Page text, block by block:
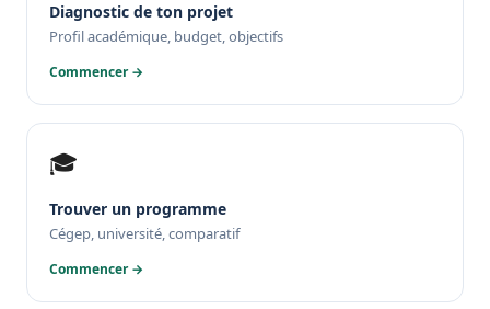
Diagnostic de ton projet
Profil académique, budget, objectifs
Commencer →
🎓
Trouver un programme
Cégep, université, comparatif
Commencer →